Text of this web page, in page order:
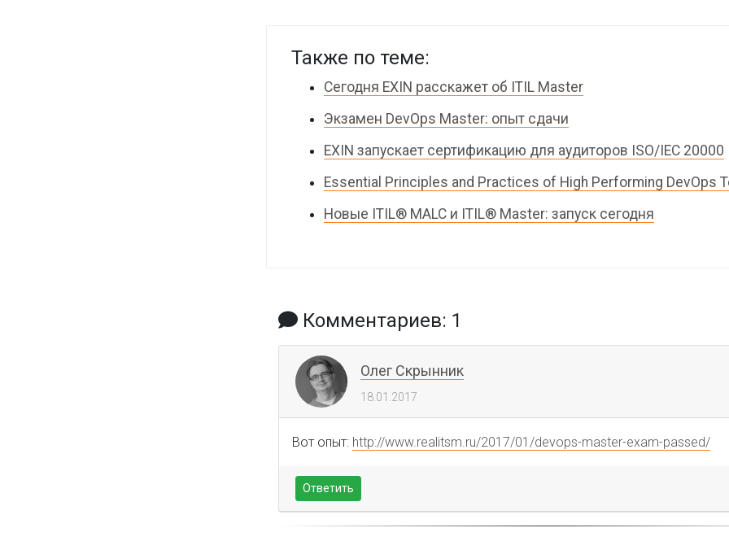
Также по теме:
Сегодня EXIN расскажет об ITIL Master
Экзамен DevOps Master: опыт сдачи
EXIN запускает сертификацию для аудиторов ISO/IEC 20000
Essential Principles and Practices of High Performing DevOps
Новые ITIL® MALC и ITIL® Master: запуск сегодня
Комментариев: 1
Олег Скрынник
18.01.2017
Вот опыт: http://www.realitsm.ru/2017/01/devops-master-exam-passed/
Ответить